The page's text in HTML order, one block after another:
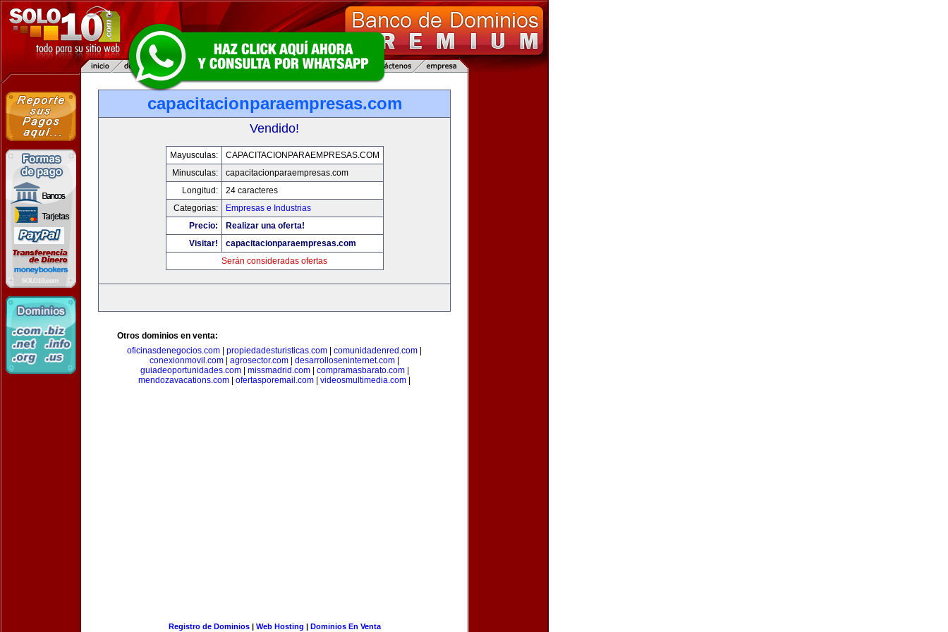
capacitacionparaempresas.com
Vendido!
Mayusculas:
CAPACITACIONPARAEMPRESAS.COM
Minusculas:
capacitacionparaempresas.com
Longitud:
24 caracteres
Categorias:
Empresas e Industrias
Precio:
Realizar una oferta!
Visitar!
capacitacionparaempresas.com
Serán consideradas ofertas
Otros dominios en venta:
oficinasdenegocios.com
propiedadesturisticas.com comunidadenred.com
conexionmovil.com
agrosector.com desarrolloseninternet.com
guiadeoportunidades.com| missmadrid.com| compramasbarato.com|
mendozavacations.com
ofertasporemail.com videosmultimedia.com
Registro de Dominios| Web Hosting | Dominios En Venta